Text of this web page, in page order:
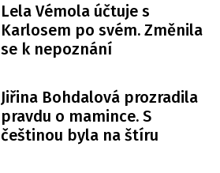
Lela Vémola účtuje s
Karlosem po svém. Změnila
se k nepoznání
Jiřina Bohdalová prozradila
pravdu o mamince. S
češtinou byla na štíru